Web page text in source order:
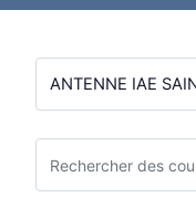
Catégories de cours